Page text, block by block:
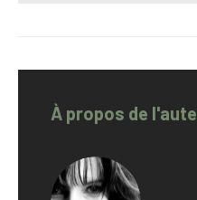
À propos de